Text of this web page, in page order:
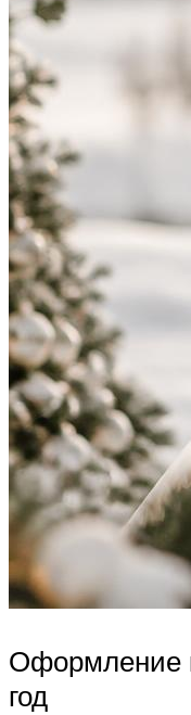
Оформление
год